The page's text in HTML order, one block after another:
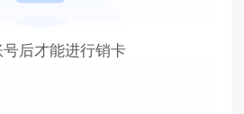
号后才能进行销卡